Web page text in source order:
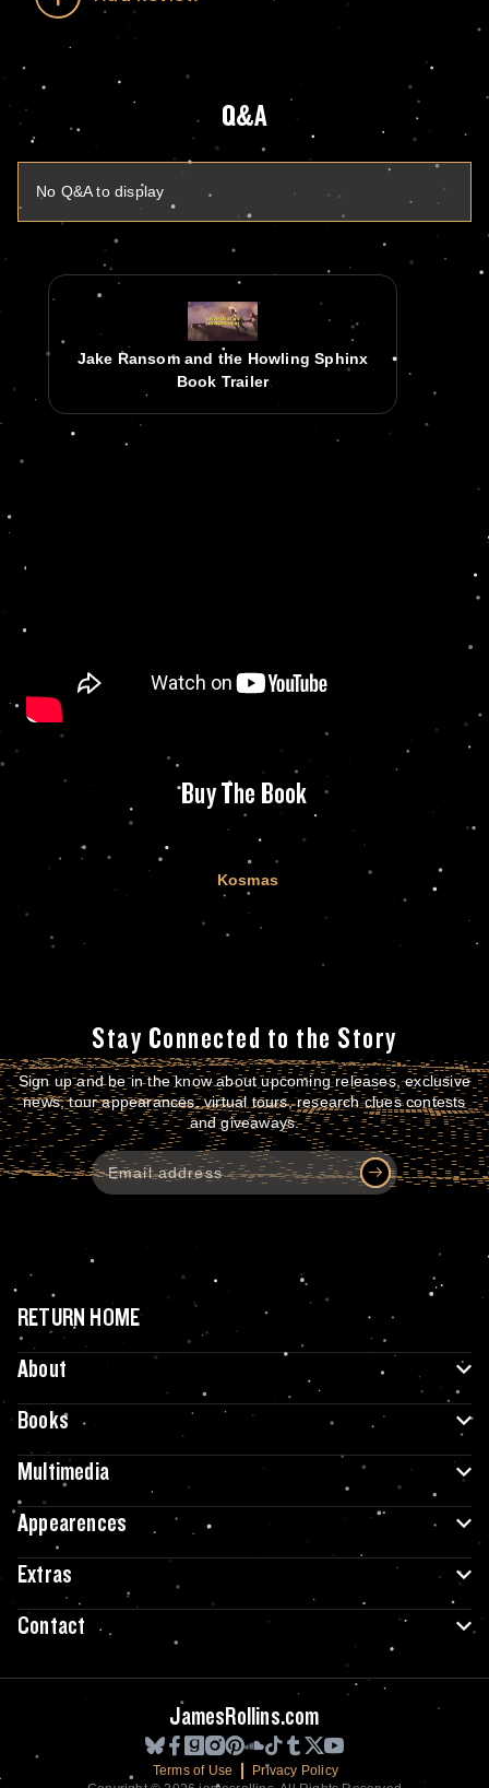
Q&A
No Q&A to display
Jake Ransom and the Howling Sphinx
Book Trailer
Buy The Book
Kosmas
Stay Connected to the Story
Sign up and be in the know about upcoming releases, exclusive
news, tour appearances, virtual tours, research clues contests
and giveaways.
RETURN HOME
About
Books
Multimedia
Appearences
Extras
Contact
JamesRollins.com
Terms of Use
Privacy Policy